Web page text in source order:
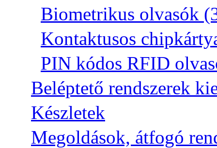
Biometrikus olvasók
Kontaktusos
PIN kódos RFID
Beléptető rendszerek
Készletek
Megoldások, átfogó